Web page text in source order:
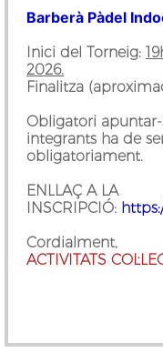
Barberà Pàdel
Inici del Torneig:
2026.
Finalitza
Obligatori
integrants ha de
obligatoriament.
ENLLAÇ A LA
INSCRIPCIÓ:
Cordialment,
ACTIVITATS